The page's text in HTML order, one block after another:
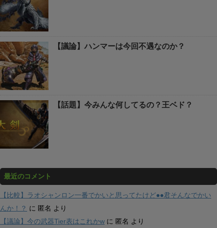
【議論】ハンマーは今回不遇なのか？
【話題】今みんな何してるの？王ベド？
最近のコメント
【比較】ラオシャンロン一番でかいと思ってたけど●●君そんなでかい
んか！？ に 匿名 より
【議論】今の武器Tier表はこれかw に 匿名 より